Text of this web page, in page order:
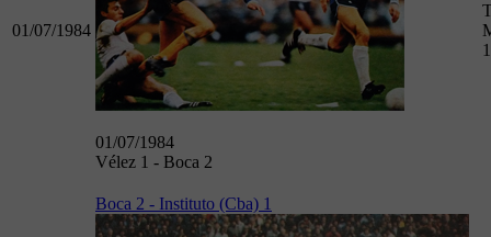
01/07/1984
01/07/1984
Vélez 1 - Boca 2
Boca 2 - Instituto (Cba) 1